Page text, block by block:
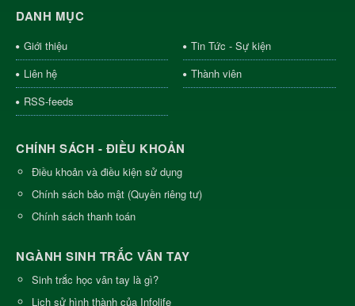
DANH MỤC
Giới thiệu
Tin Tức - Sự kiện
Liên hệ
Thành viên
RSS-feeds
CHÍNH SÁCH - ĐIỀU KHOẢN
Điều khoản và điều kiện sử dụng
Chính sách bảo mật (Quyền riêng tư)
Chính sách thanh toán
NGÀNH SINH TRẮC VÂN TAY
Sinh trắc học vân tay là gì?
Lịch sử hình thành của Infolife